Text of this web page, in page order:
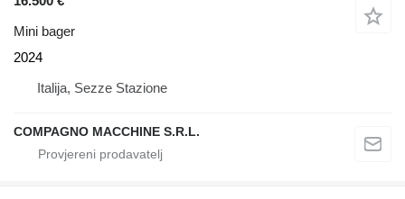
Mini bager
2024
Italija, Sezze Stazione
COMPAGNO MACCHINE S.R.L.